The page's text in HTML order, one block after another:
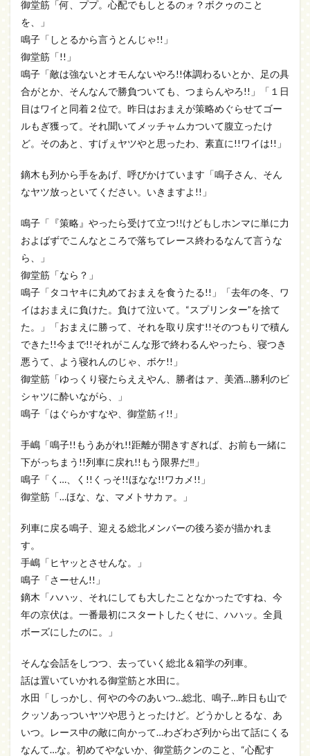
御堂筋「何、ププ。心配でもしとるのォ？ボクゥのこと
を、」
鳴子「しとるから言うとんじゃ!!」
御堂筋「!!」
鳴子「敵は強ないとオモんないやろ!!体調わるいとか、足の具
合がとか、そんなんで勝負ついても、つまらんやろ!!」「１日
目はワイと同着２位で。昨日はおまえが策略めぐらせてゴー
ルもぎ獲って。それ聞いてメッチャムカついて腹立ったけ
ど。そのあと、すげぇヤツやと思ったわ、素直に!!ワイは!!」
鏑木も列から手をあげ、呼びかけています「鳴子さん、そん
なヤツ放っといてください。いきますよ!!」
鳴子「『策略』やったら受けて立つ!!けどもしホンマに単に力
およばずでこんなところで落ちてレース終わるなんて言うな
ら、」
御堂筋「なら？」
鳴子「タコヤキに丸めておまえを食うたる!!」「去年の冬、ワ
イはおまえに負けた。負けて泣いて。“スプリンター”を捨て
た。」「おまえに勝って、それを取り戻す!!そのつもりで積ん
できた!!今まで!!それがこんな形で終わるんやったら、寝つき
悪うて、よう寝れんのじゃ、ボケ!!」
御堂筋「ゆっくり寝たらええやん、勝者はァ、美酒…勝利のビ
シャツに酔いながら、」
鳴子「はぐらかすなや、御堂筋ィ!!」
手嶋「鳴子!!もうあがれ!!距離が開きすぎれば、お前も一緒に
下がっちまう!!列車に戻れ!!もう限界だ‼」
鳴子「く…、く!!くっそ!!ほなな!!ワカメ!!」
御堂筋「…ほな、な、マメトサカァ。」
列車に戻る鳴子、迎える総北メンバーの後ろ姿が描かれま
す。
手嶋「ヒヤッとさせんな。」
鳴子「さーせん!!」
鏑木「ハハッ、それにしても大したことなかったですね、今
年の京伏は。一番最初にスタートしたくせに、ハハッ。全員
ボーズにしたのに。」
そんな会話をしつつ、去っていく総北＆箱学の列車。
話は置いていかれる御堂筋と水田に。
水田「しっかし、何やの今のあいつ…総北、鳴子…昨日も山で
クッソあっついヤツや思うとったけど。どうかしとるな、あ
いつ。レース中の敵に向かって…わざわざ列から出て話にくる
なんて…な。初めてやないか、御堂筋クンのこと、“心配す